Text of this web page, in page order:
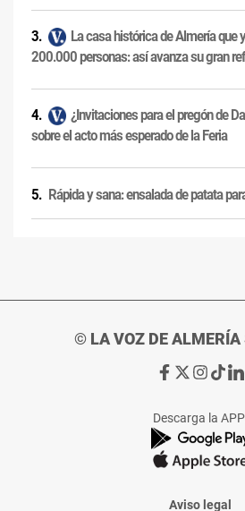
La casa histórica de Almería que
200.000 personas: así avanza su gran
¿Invitaciones para el pregón de
sobre el acto más esperado de la Feria
Rápida y sana: ensalada de patata
© LA VOZ DE
Ir
de
La
Voz
Almería
Ir
de
La
Voz
Almería
Ir
de
La
Voz
Ir
de
La
Voz
Descarga la
Aviso legal